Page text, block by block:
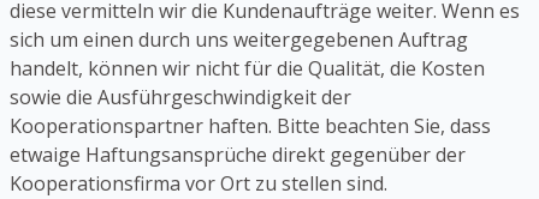
diese vermitteln wir die Kundenaufträge weiter. Wenn es
sich um einen durch uns weitergegebenen Auftrag
handelt, können wir nicht für die Qualität, die Kosten
sowie die Ausführgeschwindigkeit der
Kooperationspartner haften. Bitte beachten Sie, dass
etwaige Haftungsansprüche direkt gegenüber der
Kooperationsfirma vor Ort zu stellen sind.